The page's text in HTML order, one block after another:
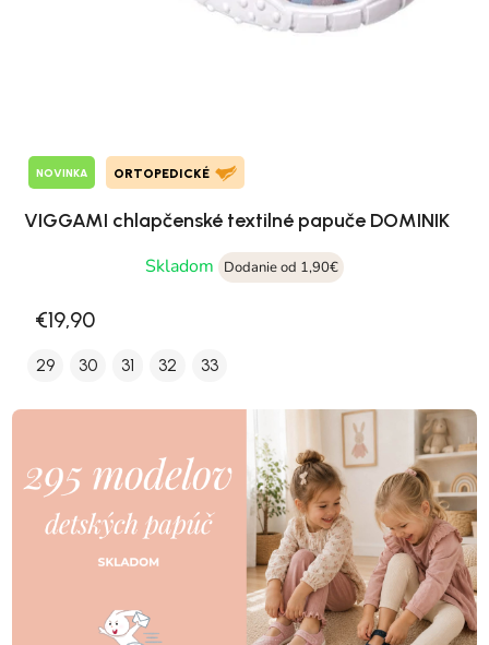
NOVINKA ORTOPEDICKÉ
VIGGAMI chlapčenské textilné papuče DOMINIK
Skladom
Dodanie od 1,90€
€19,90
29 30 31 32 33